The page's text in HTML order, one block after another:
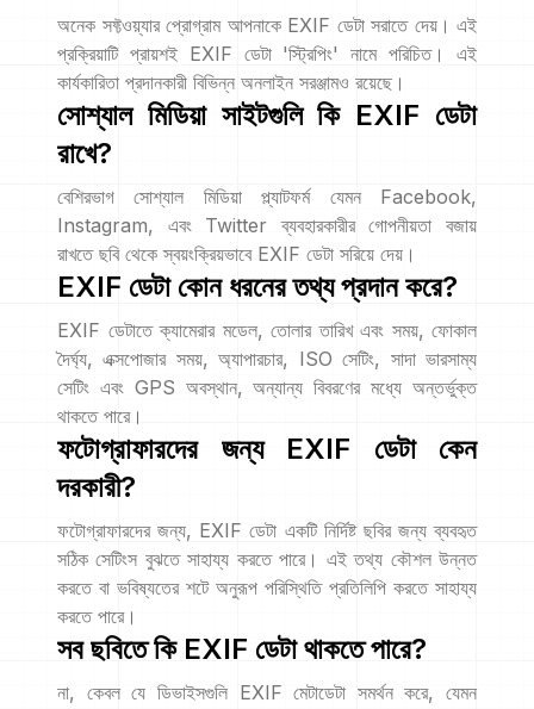
অনেক সফ্টওয়্যার প্রোগ্রাম আপনাকে EXIF ডেটা সরাতে দেয়। এই
প্রক্রিয়াটি প্রায়শই EXIF ডেটা 'স্ট্রিপিং' নামে পরিচিত। এই
কার্যকারিতা প্রদানকারী বিভিন্ন অনলাইন সরঞ্জামও রয়েছে।
সোশ্যাল মিডিয়া সাইটগুলি কি EXIF ডেটা
রাখে?
বেশিরভাগ সোশ্যাল মিডিয়া প্ল্যাটফর্ম যেমন Facebook,
Instagram, এবং Twitter ব্যবহারকারীর গোপনীয়তা বজায়
রাখতে ছবি থেকে স্বয়ংক্রিয়ভাবে EXIF ডেটা সরিয়ে দেয়।
EXIF ডেটা কোন ধরনের তথ্য প্রদান করে?
EXIF ডেটাতে ক্যামেরার মডেল, তোলার তারিখ এবং সময়, ফোকাল
দৈর্ঘ্য, এক্সপোজার সময়, অ্যাপারচার, ISO সেটিং, সাদা ভারসাম্য
সেটিং এবং GPS অবস্থান, অন্যান্য বিবরণের মধ্যে অন্তর্ভুক্ত
থাকতে পারে।
ফটোগ্রাফারদের জন্য EXIF ডেটা কেন
দরকারী?
ফটোগ্রাফারদের জন্য, EXIF ডেটা একটি নির্দিষ্ট ছবির জন্য ব্যবহৃত
সঠিক সেটিংস বুঝতে সাহায্য করতে পারে। এই তথ্য কৌশল উন্নত
করতে বা ভবিষ্যতের শটে অনুরূপ পরিস্থিতি প্রতিলিপি করতে সাহায্য
করতে পারে।
সব ছবিতে কি EXIF ডেটা থাকতে পারে?
না, কেবল যে ডিভাইসগুলি EXIF মেটাডেটা সমর্থন করে, যেমন